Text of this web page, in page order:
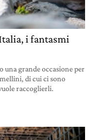
i fantasmi
una grande occasione per
di cui ci sono
raccoglierli.